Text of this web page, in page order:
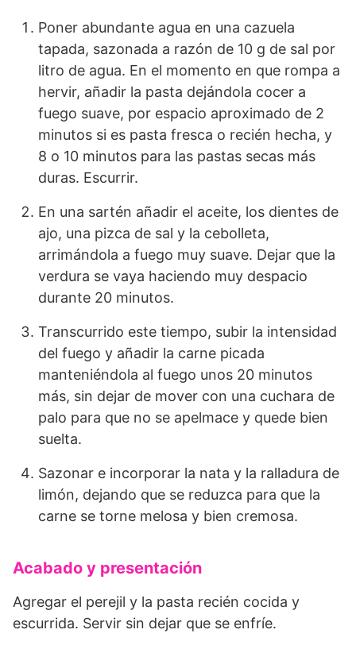
Poner abundante agua en una cazuela
tapada, sazonada a razón de 10 g de sal por
litro de agua. En el momento en que rompa a
hervir, añadir la pasta dejándola cocer a
fuego suave, por espacio aproximado de 2
minutos si es pasta fresca o recién hecha, y
8 o 10 minutos para las pastas secas más
duras. Escurrir.
En una sartén añadir el aceite, los dientes de
ajo, una pizca de sal y la cebolleta,
arrimándola a fuego muy suave. Dejar que la
verdura se vaya haciendo muy despacio
durante 20 minutos.
Transcurrido este tiempo, subir la intensidad
del fuego y añadir la carne picada
manteniéndola al fuego unos 20 minutos
más, sin dejar de mover con una cuchara de
palo para que no se apelmace y quede bien
suelta.
Sazonar e incorporar la nata y la ralladura de
limón, dejando que se reduzca para que la
carne se torne melosa y bien cremosa.
Acabado y presentación
Agregar el perejil y la pasta recién cocida y
escurrida. Servir sin dejar que se enfríe.